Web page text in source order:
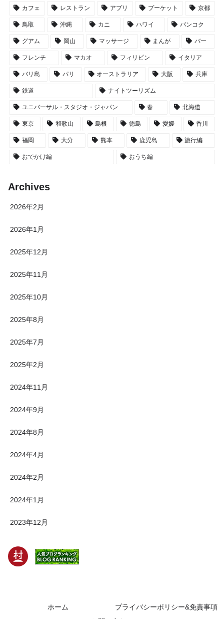
カフェ レストラン アプリ プーケット 京都
鳥取 沖縄 カニ ハワイ バンコク
グアム 岡山 マッサージ まんが バー
フレンチ マカオ フィリピン イタリア
バリ島 パリ オーストラリア 大阪 兵庫
鉄道 ナイトツーリズム
ユニバーサル・スタジオ・ジャパン 春 北海道
東京 和歌山 島根 徳島 愛媛 香川
福岡 大分 熊本 鹿児島 旅行編
おでかけ編 おうち編
Archives
2026年2月
2026年1月
2025年12月
2025年11月
2025年10月
2025年8月
2025年7月
2025年2月
2024年11月
2024年9月
2024年8月
2024年4月
2024年2月
2024年1月
2023年12月
ホーム
プライバシーポリシー&免責事項